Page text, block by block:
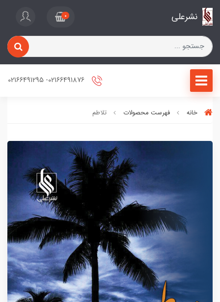
نشرعلی 0
خانه فهرست محصولات تلاطم